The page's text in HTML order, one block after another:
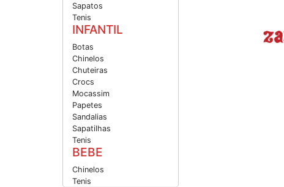
Sapatos
Tenis
INFANTIL
Botas
Chinelos
Chuteiras
Crocs
Mocassim
Papetes
Sandalias
Sapatilhas
Tenis
BEBE
Chinelos
Tenis